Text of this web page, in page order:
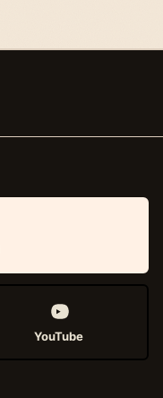
YouTube